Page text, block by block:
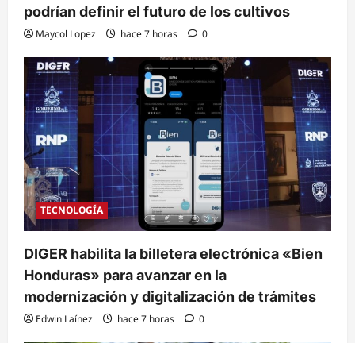
podrían definir el futuro de los cultivos
Maycol Lopez hace 7 horas 0
TECNOLOGÍA
DIGER habilita la billetera electrónica «Bien
Honduras» para avanzar en la
modernización y digitalización de trámites
Edwin Laínez hace 7 horas 0